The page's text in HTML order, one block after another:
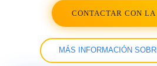
CONTACTAR CON
MÁS INFORMACIÓN